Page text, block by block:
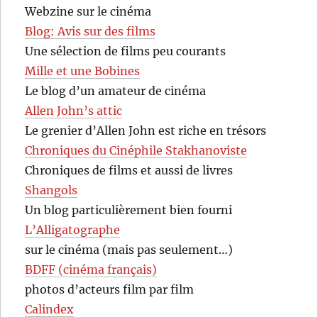
Webzine sur le cinéma
Blog: Avis sur des films
Une sélection de films peu courants
Mille et une Bobines
Le blog d’un amateur de cinéma
Allen John’s attic
Le grenier d’Allen John est riche en trésors
Chroniques du Cinéphile Stakhanoviste
Chroniques de films et aussi de livres
Shangols
Un blog particulièrement bien fourni
L’Alligatographe
sur le cinéma (mais pas seulement…)
BDFF (cinéma français)
photos d’acteurs film par film
Calindex